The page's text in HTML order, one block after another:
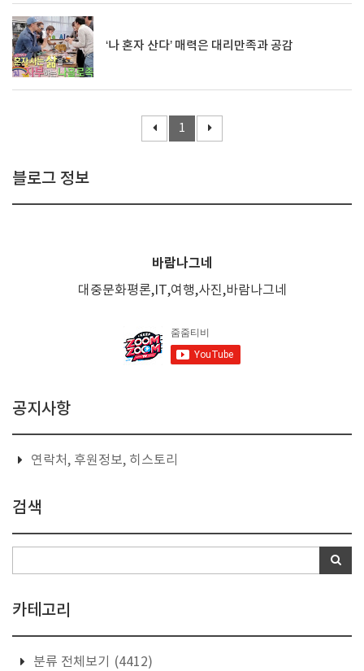
‘나 혼자 산다’ 매력은 대리만족과 공감
1
블로그 정보
바람나그네
대중문화평론,IT,여행,사진,바람나그네
공지사항
연락처, 후원정보, 히스토리
검색
카테고리
분류 전체보기
(4412)